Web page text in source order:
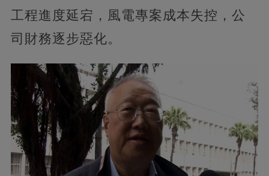
工程進度延宕，風電專案成本失控，公
司財務逐步惡化。